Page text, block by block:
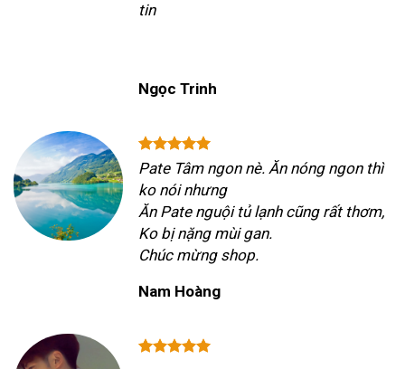
tin
Ngọc Trinh
Pate Tâm ngon nè. Ăn nóng ngon thì
ko nói nhưng
Ăn Pate nguội tủ lạnh cũng rất thơm,
Ko bị nặng mùi gan.
Chúc mừng shop.
Nam Hoàng